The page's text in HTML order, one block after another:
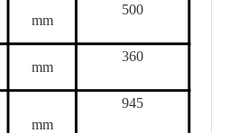
mm
500
mm
360
mm
945